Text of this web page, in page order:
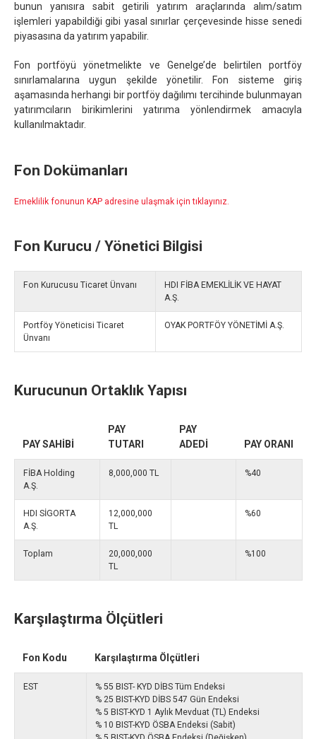
bunun yanısıra sabit getirili yatırım araçlarında alım/satım
işlemleri yapabildiği gibi yasal sınırlar çerçevesinde hisse senedi
piyasasına da yatırım yapabilir.
Fon portföyü yönetmelikte ve Genelge’de belirtilen portföy
sınırlamalarına uygun şekilde yönetilir. Fon sisteme giriş
aşamasında herhangi bir portföy dağılımı tercihinde bulunmayan
yatırımcıların birikimlerini yatırıma yönlendirmek amacıyla
kullanılmaktadır.
Fon Dokümanları
Emeklilik fonunun KAP adresine ulaşmak için tıklayınız.
Fon Kurucu / Yönetici Bilgisi
Fon Kurucusu Ticaret Ünvanı
HDI FİBA EMEKLİLİK VE HAYAT
A.Ş.
Portföy Yöneticisi Ticaret
Ünvanı
OYAK PORTFÖY YÖNETİMİ A.Ş.
Kurucunun Ortaklık Yapısı
PAY SAHİBİ
PAY
TUTARI
PAY
ADEDİ
PAY ORANI
FİBA Holding
A.Ş.
8,000,000 TL %40
HDI SİGORTA
A.Ş.
12,000,000
TL
%60
Toplam
20,000,000
TL
%100
Karşılaştırma Ölçütleri
Fon Kodu Karşılaştırma Ölçütleri
EST
% 55 BIST- KYD DİBS Tüm Endeksi
% 25 BIST-KYD DİBS 547 Gün Endeksi
% 5 BIST-KYD 1 Aylık Mevduat (TL) Endeksi
% 10 BIST-KYD ÖSBA Endeksi (Sabit)